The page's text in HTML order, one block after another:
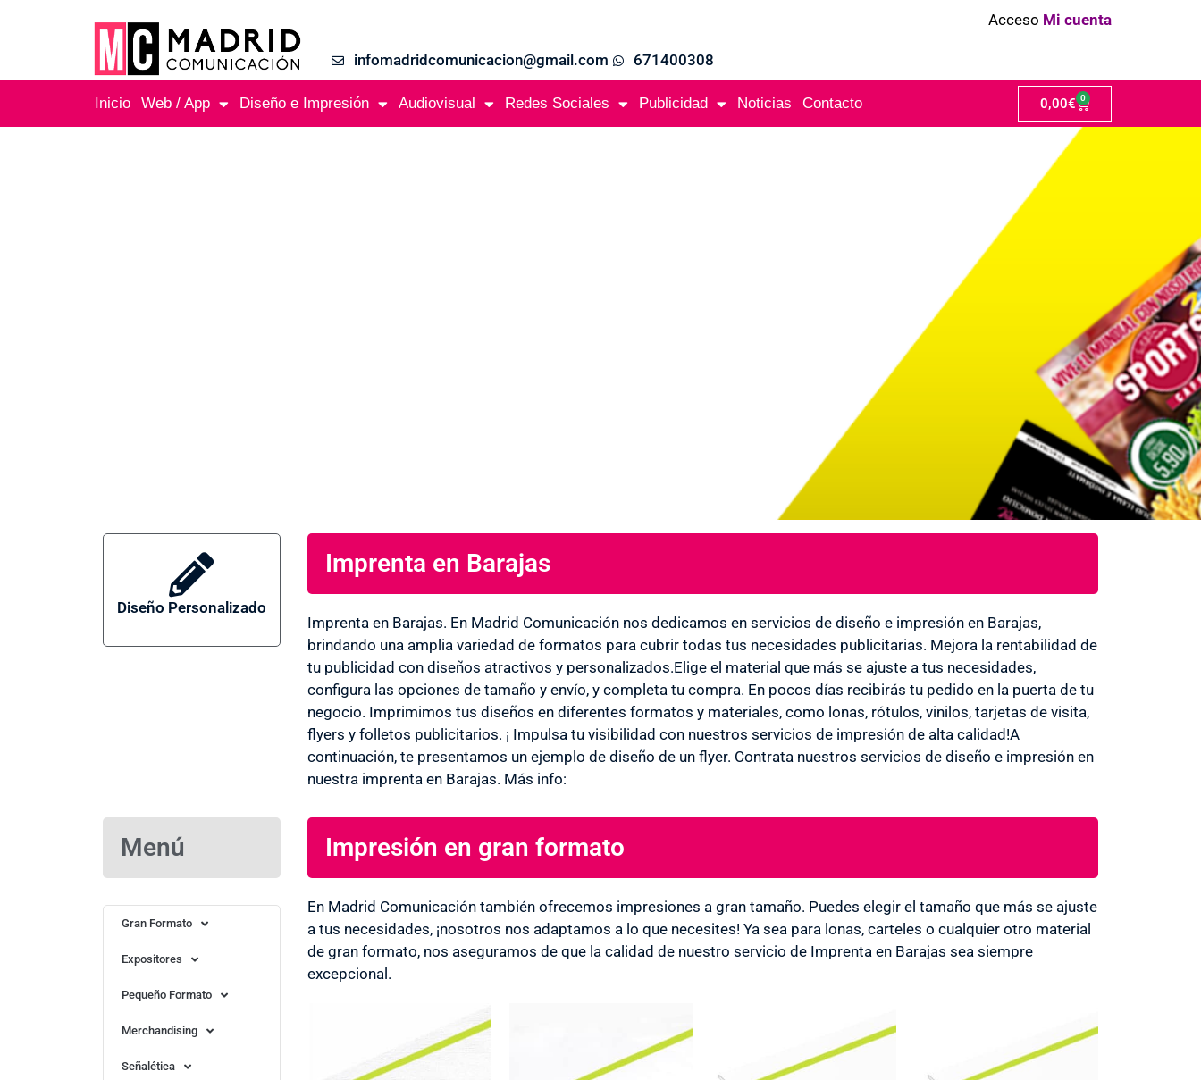
Acceso Mi cuenta
infomadridcomunicacion@gmail.com 671400308
Inicio Web / App Diseño e Impresión Audiovisual Redes Sociales Publicidad Noticias Contacto 0,00€ 0
Imprenta
Barajas
Imprenta en Barajas ¡OFERTONES EN
IMPRESIÓN! Servicios de diseño opcional
Más Información
Diseño Personalizado
Imprenta en Barajas
Imprenta en Barajas. En Madrid Comunicación nos dedicamos en servicios de diseño e impresión en Barajas,
brindando una amplia variedad de formatos para cubrir todas tus necesidades publicitarias. Mejora la rentabilidad de
tu publicidad con diseños atractivos y personalizados.Elige el material que más se ajuste a tus necesidades,
configura las opciones de tamaño y envío, y completa tu compra. En pocos días recibirás tu pedido en la puerta de tu
negocio. Imprimimos tus diseños en diferentes formatos y materiales, como lonas, rótulos, vinilos, tarjetas de visita,
flyers y folletos publicitarios. ¡ Impulsa tu visibilidad con nuestros servicios de impresión de alta calidad!A
continuación, te presentamos un ejemplo de diseño de un flyer. Contrata nuestros servicios de diseño e impresión en
nuestra imprenta en Barajas. Más info:
Menú
Gran Formato
Expositores
Pequeño Formato
Merchandising
Señalética
Impresión en gran formato
En Madrid Comunicación también ofrecemos impresiones a gran tamaño. Puedes elegir el tamaño que más se ajuste
a tus necesidades, ¡nosotros nos adaptamos a lo que necesites! Ya sea para lonas, carteles o cualquier otro material
de gran formato, nos aseguramos de que la calidad de nuestro servicio de Imprenta en Barajas sea siempre
excepcional.